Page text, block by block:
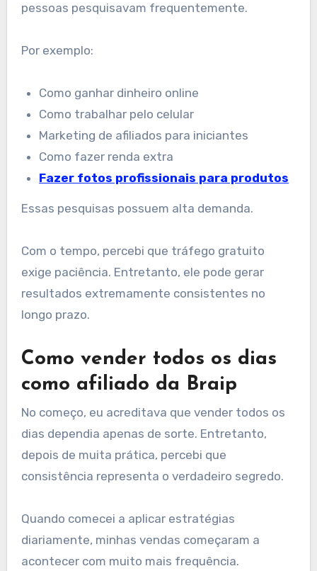
pessoas pesquisavam frequentemente.
Por exemplo:
Como ganhar dinheiro online
Como trabalhar pelo celular
Marketing de afiliados para iniciantes
Como fazer renda extra
Fazer fotos profissionais para produtos
Essas pesquisas possuem alta demanda.
Com o tempo, percebi que tráfego gratuito
exige paciência. Entretanto, ele pode gerar
resultados extremamente consistentes no
longo prazo.
Como vender todos os dias
como afiliado da Braip
No começo, eu acreditava que vender todos os
dias dependia apenas de sorte. Entretanto,
depois de muita prática, percebi que
consistência representa o verdadeiro segredo.
Quando comecei a aplicar estratégias
diariamente, minhas vendas começaram a
acontecer com muito mais frequência.